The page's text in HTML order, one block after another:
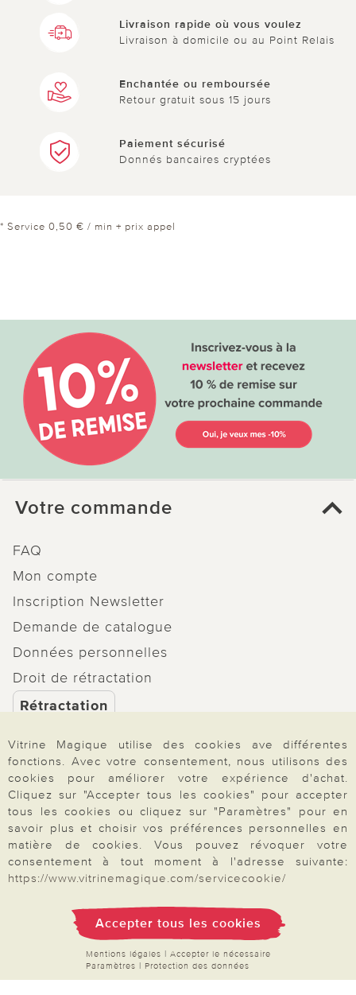
Livraison rapide où vous voulez
Livraison à domicile ou au Point Relais
Enchantée ou remboursée
Retour gratuit sous 15 jours
Paiement sécurisé
Donnés bancaires cryptées
* Service 0,50 € / min + prix appel
Votre commande
FAQ
Mon compte
Inscription Newsletter
Demande de catalogue
Données personnelles
Droit de rétractation
Rétractation
Paiement & Livraison
À propos de nous
Besoin d'aide?
Mentions légales|CGV| Données & liberté|Vie privée & cookies
Vitrine Magique utilise des cookies ave différentes
fonctions. Avec votre consentement, nous utilisons des
cookies pour améliorer votre expérience d'achat.
Cliquez sur "Accepter tous les cookies" pour accepter
tous les cookies ou cliquez sur "Paramètres" pour en
savoir plus et choisir vos préférences personnelles en
matière de cookies. Vous pouvez révoquer votre
consentement à tout moment à l'adresse suivante:
https://www.vitrinemagique.com/servicecookie/
Accepter tous les cookies
Mentions légales | Accepter le nécessaire
Paramètres | Protection des données